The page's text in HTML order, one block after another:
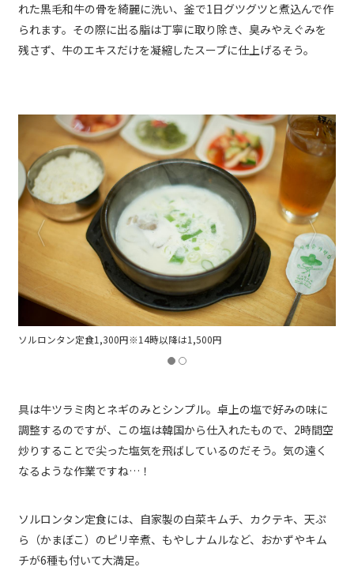
れた黒毛和牛の骨を綺麗に洗い、釜で1日グツグツと煮込んで作
られます。その際に出る脂は丁寧に取り除き、臭みやえぐみを
残さず、牛のエキスだけを凝縮したスープに仕上げるそう。
ソルロンタン定食1,300円※14時以降は1,500円
具は牛ツラミ肉とネギのみとシンプル。卓上の塩で好みの味に
調整するのですが、この塩は韓国から仕入れたもので、2時間空
炒りすることで尖った塩気を飛ばしているのだそう。気の遠く
なるような作業ですね…！
ソルロンタン定食には、自家製の白菜キムチ、カクテキ、天ぷ
ら（かまぼこ）のピリ辛煮、もやしナムルなど、おかずやキム
チが6種も付いて大満足。